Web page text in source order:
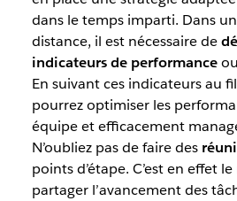
dans le temps imparti. Dans
distance, il est nécessaire de
indicateurs de performance
En suivant ces indicateurs au
pourrez optimiser les
équipe et efficacement
N’oubliez pas de faire des
points d’étape. C’est en effet
partager l’avancement des